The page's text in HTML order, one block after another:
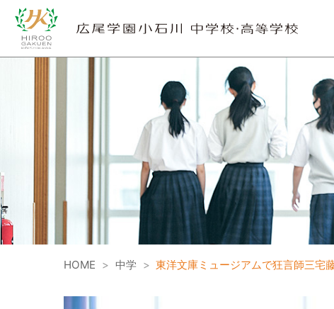
HOME > 中学 > 東洋文庫ミュージアムで狂言師三宅